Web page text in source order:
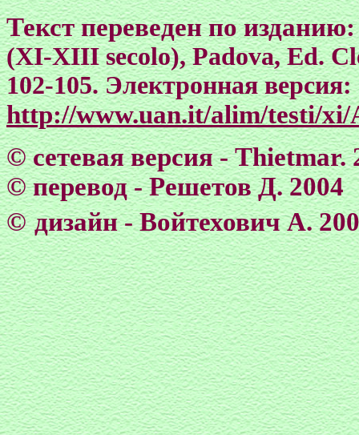
Текст переведен по
(XI-XIII secolo), Padova, Ed.
102-105.Электронная версия:
http://www.uan.it/alim/testi/
©сетевая версия - Тhietmar.
©перевод - Решетов Д. 2004
© дизайн - Войтехович А.